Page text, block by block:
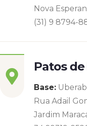
Nova
(31) 9 8794-
Patos de
Base:
Rua Adail
Jardim